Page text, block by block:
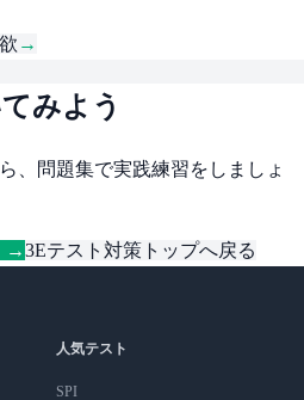
→
みよう
、問題集で実践練習をしましょ
→3Eテスト対策トップへ戻る
人気テスト
SPI